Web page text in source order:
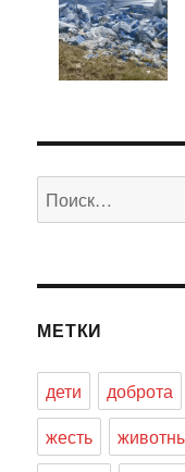
Искать:
МЕТКИ
дети доброта
жесть